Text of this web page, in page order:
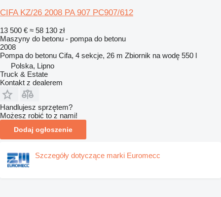
CIFA KZ/26 2008 PA 907 PC907/612
13 500 € ≈ 58 130 zł
Maszyny do betonu - pompa do betonu
2008
Pompa do betonu Cifa, 4 sekcje, 26 m Zbiornik na wodę 550 l
Polska, Lipno
Truck & Estate
Kontakt z dealerem
Handlujesz sprzętem?
Możesz robić to z nami!
Dodaj ogłoszenie
Szczegóły dotyczące marki Euromecc